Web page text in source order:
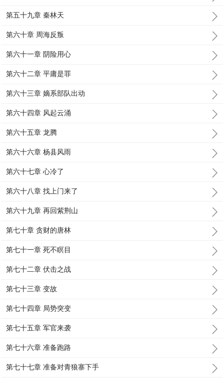
第五十九章 秦林天
第六十章 周海反叛
第六十一章 阴险用心
第六十二章 平庸是罪
第六十三章 嫡系部队出动
第六十四章 风起云涌
第六十五章 龙腾
第六十六章 杨县风雨
第六十七章 心冷了
第六十八章 找上门来了
第六十九章 再回紫荆山
第七十章 贪财的唐林
第七十一章 死不瞑目
第七十二章 伏击之战
第七十三章 变故
第七十四章 局势突变
第七十五章 军官来袭
第七十六章 准备跑路
第七十七章 准备对青狼寨下手